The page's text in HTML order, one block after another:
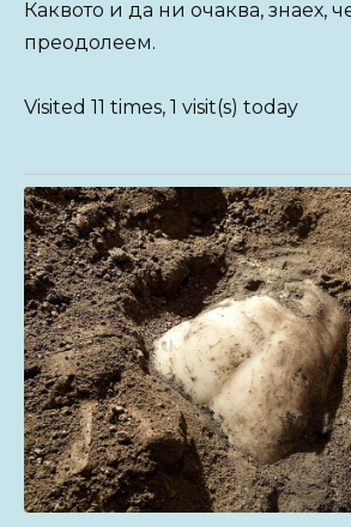
Каквото и да ни очаква, знаех,
преодолеем.
Visited 11 times, 1 visit(s) today